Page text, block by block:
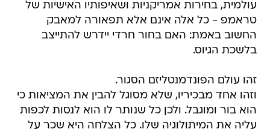
עולמית, בחירות אמריקניות ושאיפותיו האישיות של
טראמפ - כל אלה אינם אלא תפאורה למאבק
החשוב באמת: האם בחור חרדי יידרש להתייצב
בלשכת הגיוס.
זהו עולם הפונדמנטליזם הסגור.
וזהו אחד מבכיריו, שלא מסוגל להבין את המציאות כי
הוא בור ומוגבל. ולכן כל שנותר לו הוא לנסות לכפות
עליה את המיתולוגיה שלו. כל הצלחה היא שכר על